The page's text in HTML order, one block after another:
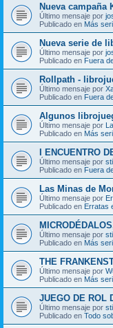
Nueva campaña
Último mensaje por
Publicado en Más
Nueva serie de
Último mensaje por
Publicado en Fuera
Rollpath -
Último mensaje por
Publicado en Fuera
Algunos
Último mensaje por
Publicado en Más
I ENCUENTRO
Último mensaje por
Publicado en Fuera
Las Minas de
Último mensaje por
Publicado en Erratas
Último mensaje por
Publicado en Más
THE
Último mensaje por
Publicado en Más
JUEGO DE ROL
Último mensaje por
Publicado en Todo